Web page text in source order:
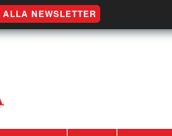
NEWSLETTER